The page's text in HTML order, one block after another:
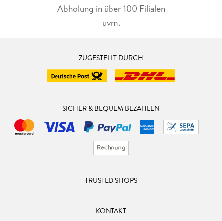
Abholung in über 100 Filialen
uvm.
ZUGESTELLT DURCH
SICHER & BEQUEM BEZAHLEN
TRUSTED SHOPS
KONTAKT